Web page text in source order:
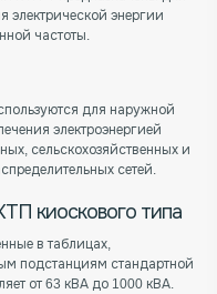
электрической энергии
частоты.
для наружной
электроэнергией
сельскохозяйственных и
сетей.
киоскового типа
в таблицах,
подстанциям стандартной
от 63 кВА до 1000 кВА.